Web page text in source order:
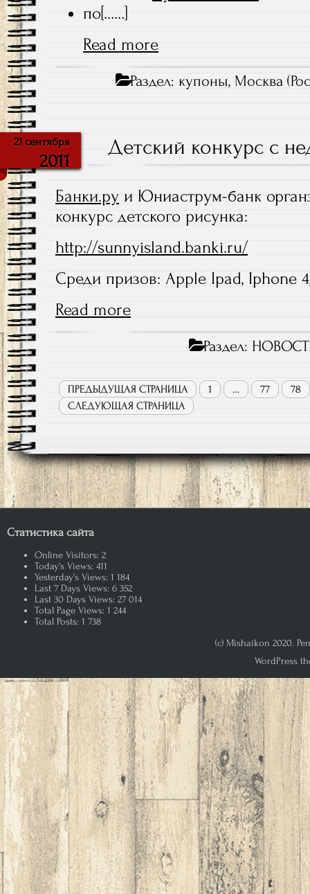
по[……]
Read more
Раздел: купоны, Москва
21 сентября
2011
Детский конкурс с
Банки.ру и Юниаструм-банк
конкурс детского рисунка:
http://sunnyisland.banki.ru/
Cреди призов: Apple Ipad, Iphone
Read more
Раздел:
ПРЕДЫДУЩАЯ СТРАНИЦА 1 … 77
78
СЛЕДУЮЩАЯ СТРАНИЦА
Статистика сайта
Online Visitors: 2
Today's Views: 411
Yesterday's Views: 1 184
Last 7 Days Views: 6 352
Last 30 Days Views: 27 014
Total Page Views: 1 244
Total Posts: 1 738
(c) Mishaikon 2020.
WordPress